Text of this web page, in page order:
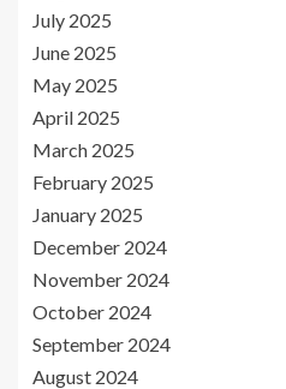
July 2025
June 2025
May 2025
April 2025
March 2025
February 2025
January 2025
December 2024
November 2024
October 2024
September 2024
August 2024